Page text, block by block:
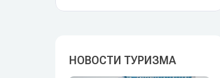
НОВОСТИ ТУРИЗМА